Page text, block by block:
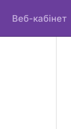
Веб-кабінет